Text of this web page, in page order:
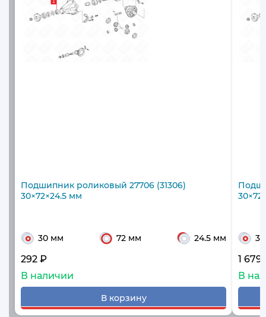
Подшипник роликовый 27706 (31306)
30×72×24.5 мм
30 мм 72 мм 24.5 мм
292 ₽
В наличии
В корзину
1 679
В